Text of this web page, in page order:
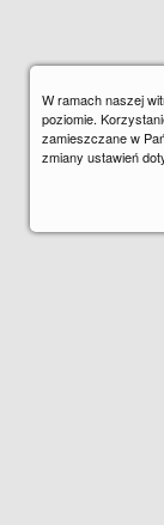
W ramach naszej
poziomie.
zamieszczane w
zmiany ustawień